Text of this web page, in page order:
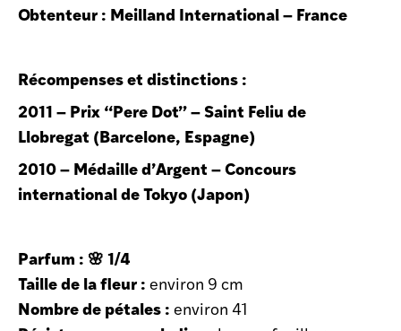
Obtenteur : Meilland International – France
Récompenses et distinctions :
2011 – Prix “Pere Dot” – Saint Feliu de
Llobregat (Barcelone, Espagne)
2010 – Médaille d’Argent – Concours
international de Tokyo (Japon)
Parfum : 🌸 1/4
Taille de la fleur : environ 9 cm
Nombre de pétales : environ 41